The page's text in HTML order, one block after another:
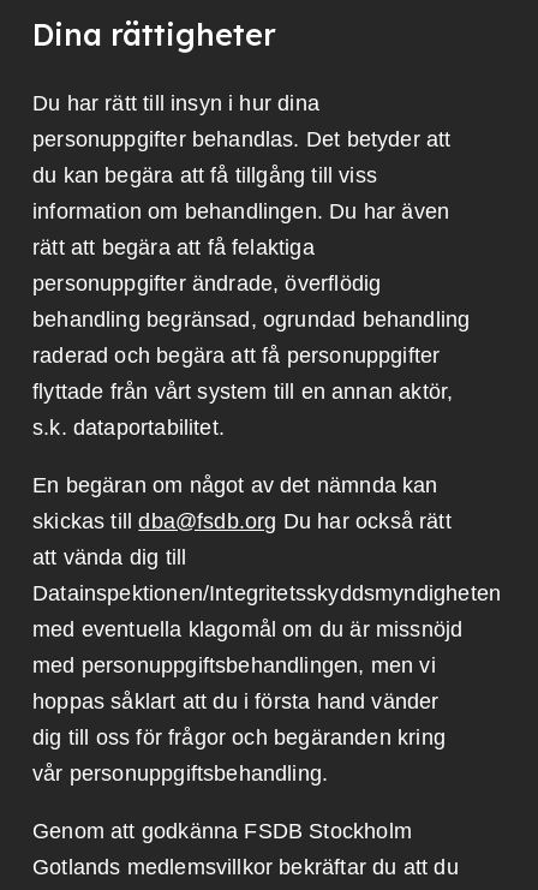
Dina rättigheter
Du har rätt till insyn i hur dina
personuppgifter behandlas. Det betyder att
du kan begära att få tillgång till viss
information om behandlingen. Du har även
rätt att begära att få felaktiga
personuppgifter ändrade, överflödig
behandling begränsad, ogrundad behandling
raderad och begära att få personuppgifter
flyttade från vårt system till en annan aktör,
s.k. dataportabilitet.
En begäran om något av det nämnda kan
skickas till
dba@fsdb.org Du har också rätt
att vända dig till
Datainspektionen/Integritetsskyddsmyndigheten
med eventuella klagomål om du är missnöjd
med personuppgiftsbehandlingen, men vi
hoppas såklart att du i första hand vänder
dig till oss för frågor och begäranden kring
vår personuppgiftsbehandling.
Genom att godkänna FSDB Stockholm
Gotlands medlemsvillkor bekräftar du att du